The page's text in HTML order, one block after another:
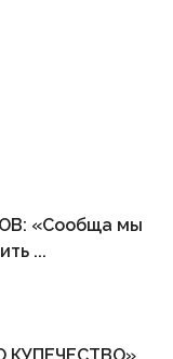
«Сообща мы
...
КУПЕЧЕСТВО»